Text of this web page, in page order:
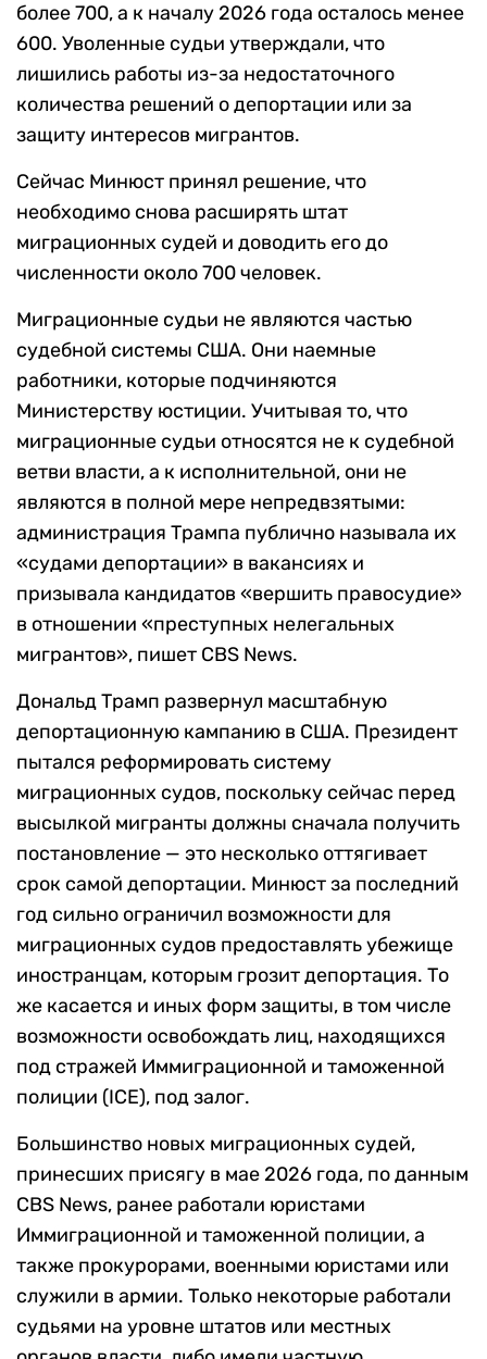
более 700, а к началу 2026 года осталось менее
600. Уволенные судьи утверждали, что
лишились работы из-за недостаточного
количества решений о депортации или за
защиту интересов мигрантов.
Сейчас Минюст принял решение, что
необходимо снова расширять штат
миграционных судей и доводить его до
численности около 700 человек.
Миграционные судьи не являются частью
судебной системы США. Они наемные
работники, которые подчиняются
Министерству юстиции. Учитывая то, что
миграционные судьи относятся не к судебной
ветви власти, а к исполнительной, они не
являются в полной мере непредвзятыми:
администрация Трампа публично называла их
«судами депортации» в вакансиях и
призывала кандидатов «вершить правосудие»
в отношении «преступных нелегальных
мигрантов», пишет CBS News.
Дональд Трамп развернул масштабную
депортационную кампанию в США. Президент
пытался реформировать систему
миграционных судов, поскольку сейчас перед
высылкой мигранты должны сначала получить
постановление — это несколько оттягивает
срок самой депортации. Минюст за последний
год сильно ограничил возможности для
миграционных судов предоставлять убежище
иностранцам, которым грозит депортация. То
же касается и иных форм защиты, в том числе
возможности освобождать лиц, находящихся
под стражей Иммиграционной и таможенной
полиции (ICE), под залог.
Большинство новых миграционных судей,
принесших присягу в мае 2026 года, по данным
CBS News, ранее работали юристами
Иммиграционной и таможенной полиции, а
также прокурорами, военными юристами или
служили в армии. Только некоторые работали
судьями на уровне штатов или местных